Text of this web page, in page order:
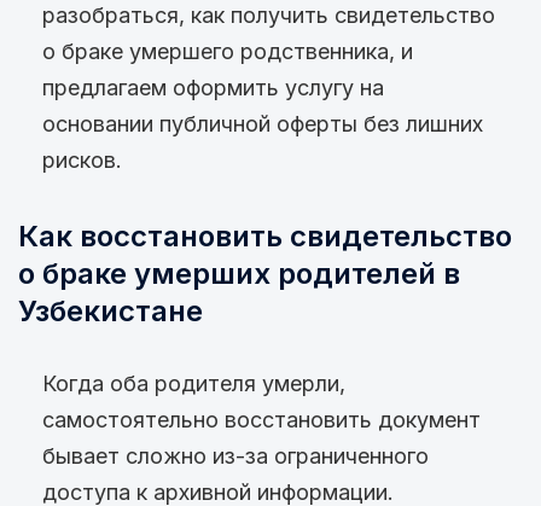
разобраться, как получить свидетельство
о браке умершего родственника, и
предлагаем оформить услугу на
основании публичной оферты без лишних
рисков.
Как восстановить свидетельство
о браке умерших родителей в
Узбекистане
Когда оба родителя умерли,
самостоятельно восстановить документ
бывает сложно из-за ограниченного
доступа к архивной информации.